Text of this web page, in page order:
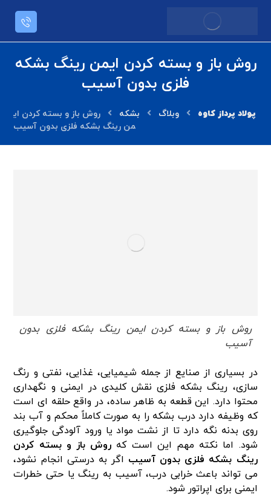
روش باز و بسته کردن ایمن رینگ بشکه
فلزی بدون آسیب
وبلاگ بشکه
روش باز و بسته کردن ای
من رینگ بشکه فلزی بدون آسیب
روش باز و بسته کردن ایمن رینگ بشکه فلزی بدون
آسیب
در بسیاری از صنایع از جمله شیمیایی، غذایی، نفتی و رنگ
سازی، رینگ بشکه فلزی نقش کلیدی در ایمنی و نگهداری
محتوا دارد. این قطعه به ظاهر ساده، در واقع حلقه ای است
که وظیفه دارد درب بشکه را به صورت کاملاً محکم و آب بند
روی بدنه نگه دارد تا از نشت مواد یا ورود آلودگی جلوگیری
شود. اما نکته مهم این است که روش باز و بسته کردن
رینگ بشکه فلزی بدون آسیب اگر به درستی انجام نشود،
می تواند باعث خرابی درب، آسیب به رینگ یا حتی خطرات
ایمنی برای اپراتور شود.